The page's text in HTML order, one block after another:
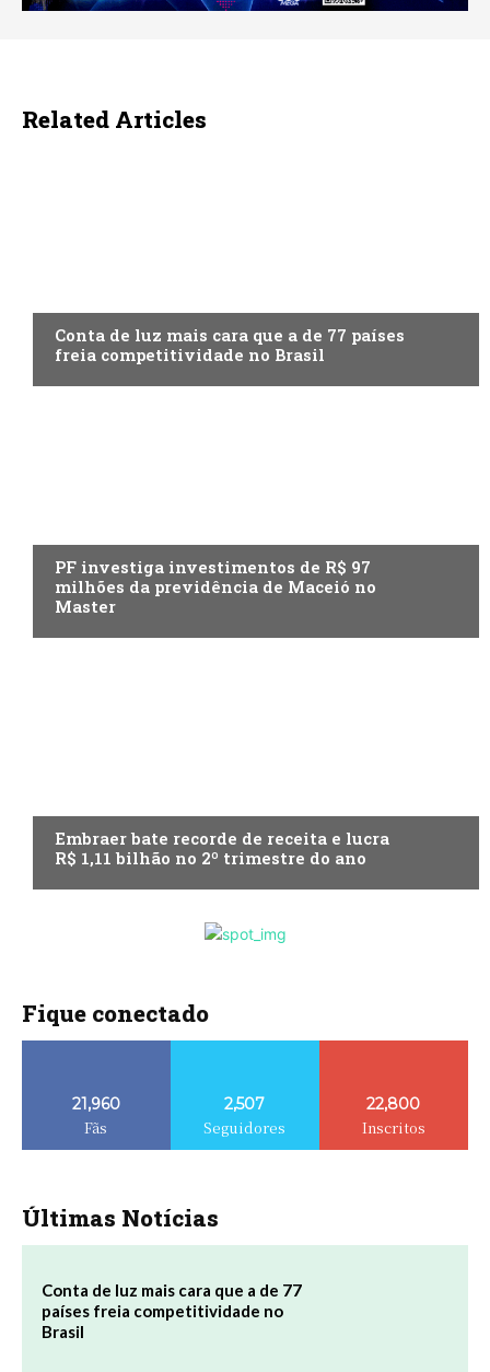
Related Articles
Conta de luz mais cara que a de 77 países
freia competitividade no Brasil
PF investiga investimentos de R$ 97
milhões da previdência de Maceió no
Master
Embraer bate recorde de receita e lucra
R$ 1,11 bilhão no 2º trimestre do ano
Fique conectado
21,960
Fãs
2,507
Seguidores
22,800
Inscritos
Últimas Notícias
Conta de luz mais cara que a de 77
países freia competitividade no
Brasil